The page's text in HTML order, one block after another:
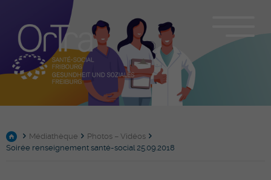
Médiathèque
Photos – Vidéos
Soirée renseignement santé-social 25.09.2018